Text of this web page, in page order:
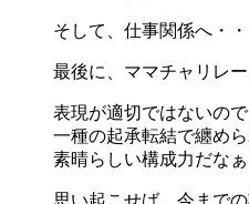
そして、仕事関係へ・・
最後に、ママチャリレー
表現が適切ではないので
一種の起承転結で纏めら
素晴らしい構成力だな
思い起こせば、今までの